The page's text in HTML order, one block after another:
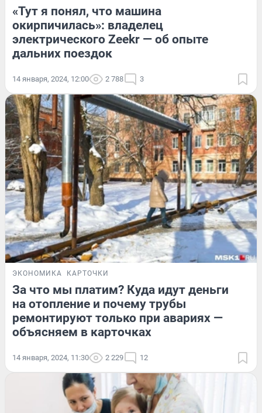
«Тут я понял, что машина
окирпичилась»: владелец
электрического Zeekr — об опыте
дальних поездок
14 января, 2024, 12:00 2 788 3
ЭКОНОМИКА КАРТОЧКИ
За что мы платим? Куда идут деньги
на отопление и почему трубы
ремонтируют только при авариях —
объясняем в карточках
14 января, 2024, 11:30 2 229 12